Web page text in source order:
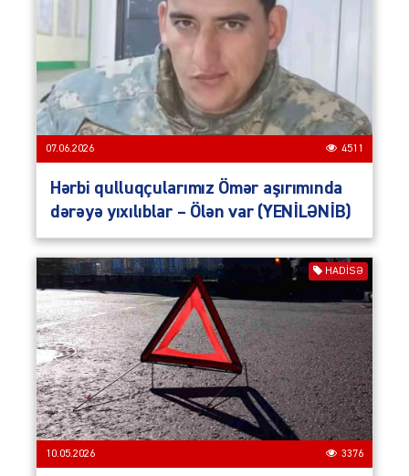
07.06.2026 4511
Hərbi qulluqçularımız Ömər aşırımında
dərəyə yıxılıblar – Ölən var (YENİLƏNİB)
HADISƏ
10.05.2026 3376